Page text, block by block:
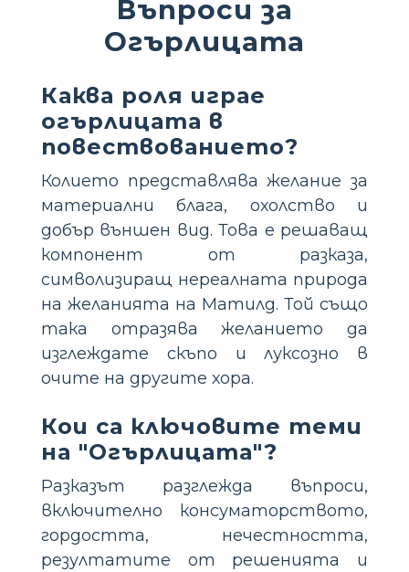
Въпроси за
Огърлицата
Каква роля играе
огърлицата в
повествованието?
Колието представлява желание за
материални блага, охолство и
добър външен вид. Това е решаващ
компонент от разказа,
символизиращ нереалната природа
на желанията на Матилд. Той също
така отразява желанието да
изглеждате скъпо и луксозно в
очите на другите хора.
Кои са ключовите теми
на "Огърлицата"?
Разказът разглежда въпроси,
включително консуматорството,
гордостта, нечестността,
резултатите от решенията и